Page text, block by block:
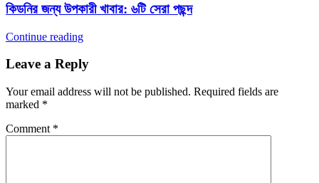
কিডনির জন্য উপকারী খাবার: ৬টি সেরা পছন্দ
Continue reading
Leave a Reply
Your email address will not be published. Required fields are
marked *
Comment *